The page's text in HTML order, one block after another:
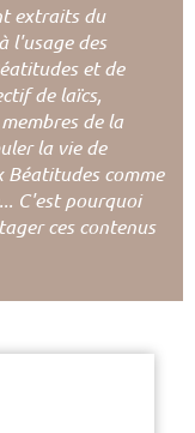
extraits du
l'usage des
et de
de laïcs,
de la
la vie de
Béatitudes comme
C'est pourquoi
ces contenus